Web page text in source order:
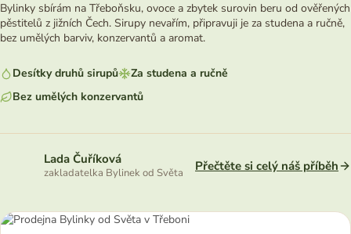
Bylinky sbírám na Třeboňsku, ovoce a zbytek surovin beru od ověřených
pěstitelů z jižních Čech. Sirupy nevařím, připravuji je za studena a ručně,
bez umělých barviv, konzervantů a aromat.
Desítky druhů sirupů
Za studena a ručně
Bez umělých konzervantů
Lada Čuříková
zakladatelka Bylinek od Světa Přečtěte si celý náš příběh